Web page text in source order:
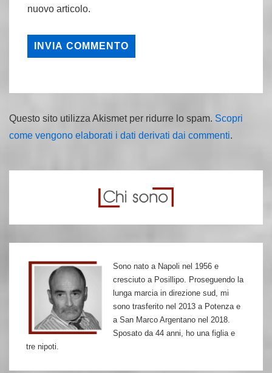
nuovo articolo.
Questo sito utilizza Akismet per ridurre lo spam. Scopri
come vengono elaborati i dati derivati dai commenti.
Sono nato a Napoli nel 1956 e
cresciuto a Posillipo. Proseguendo la
lunga marcia in direzione sud, mi
sono trasferito nel 2013 a Potenza e
a San Marco Argentano nel 2018.
Sposato da 44 anni, ho una figlia e
tre nipoti.